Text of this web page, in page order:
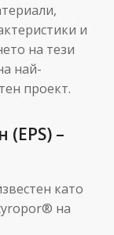
и
на тези
най-
проект.
–
като
на